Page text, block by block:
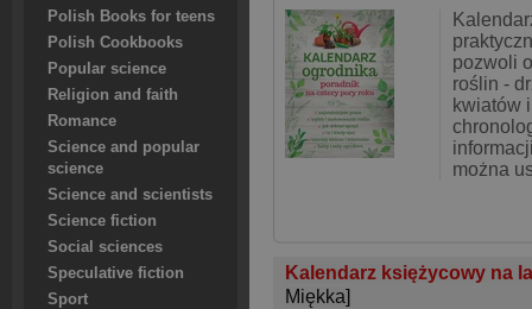
Polish Books for teens
Polish Cookbooks
Popular science
Religion and faith
Romance
Science and popular
science
Science and scientists
Science fiction
Social sciences
Speculative fiction
Sport
pozwoli
roślin -
kwiatów
można
Kalendarz księżycowy na
Miękka]